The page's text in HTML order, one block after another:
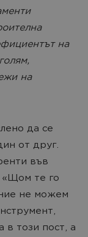
на
на
да се
от друг.
във
«Щом те го
не можем
в този пост, а